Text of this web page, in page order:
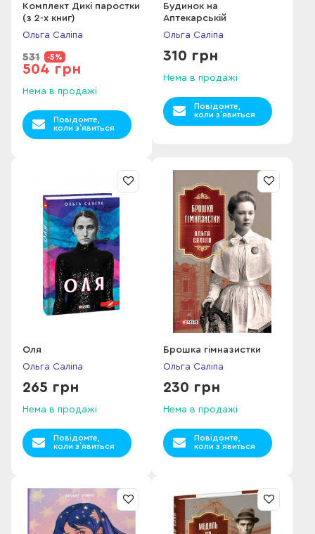
Комплект Дикі паростки
(з 2-х книг)
Ольга Саліпа
531 -5%
504 грн
Нема в продажі
Повідомте,
коли з`явиться
Будинок на
Аптекарській
Ольга Саліпа
310 грн
Нема в продажі
Повідомте,
коли з`явиться
Оля
Ольга Саліпа
265 грн
Нема в продажі
Повідомте,
коли з`явиться
Брошка гімназистки
Ольга Саліпа
230 грн
Нема в продажі
Повідомте,
коли з`явиться